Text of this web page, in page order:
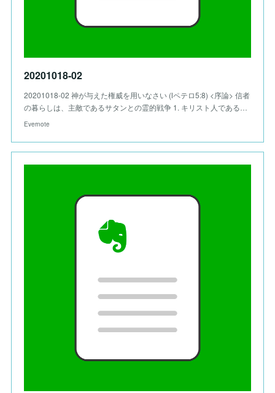
20201018-02
20201018-02 神が与えた権威を用いなさい (Ⅰペテロ5:8) <序論> 信者
の暮らしは、主敵であるサタンとの霊的戦争 1. キリスト人である…
Evernote